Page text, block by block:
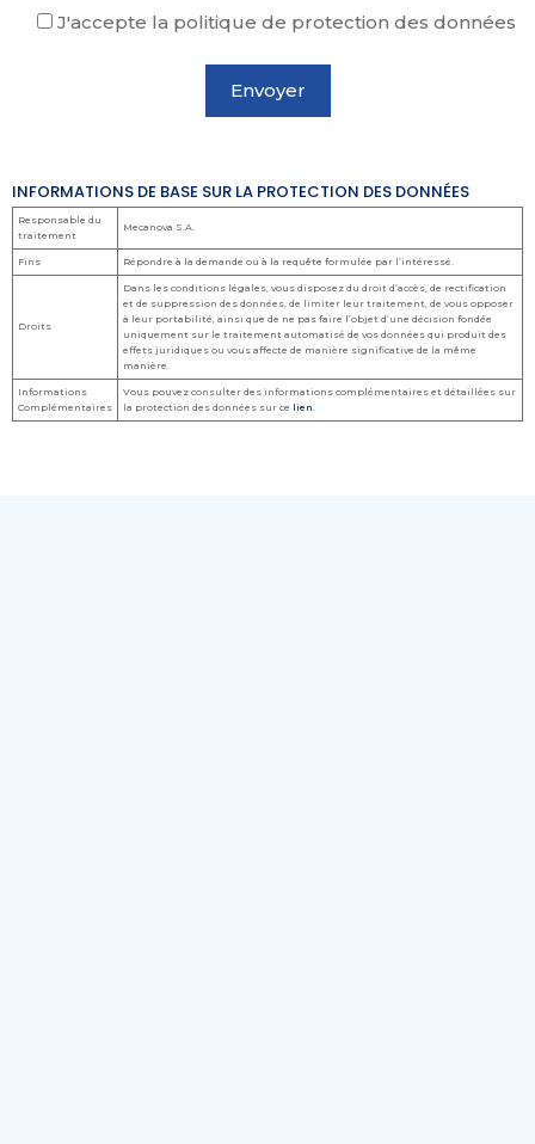
J'accepte la politique de protection des données
INFORMATIONS DE BASE SUR LA PROTECTION DES DONNÉES
Responsable du
traitement
Mecanova S.A.
Fins Répondre à la demande ou à la requête formulée par l’intéressé.
Droits
Dans les conditions légales, vous disposez du droit d’accès, de rectification
et de suppression des données, de limiter leur traitement, de vous opposer
à leur portabilité, ainsi que de ne pas faire l’objet d’une décision fondée
uniquement sur le traitement automatisé de vos données qui produit des
effets juridiques ou vous affecte de manière significative de la même
manière.
Informations
Complémentaires
Vous pouvez consulter des informations complémentaires et détaillées sur
la protection des données sur ce lien.